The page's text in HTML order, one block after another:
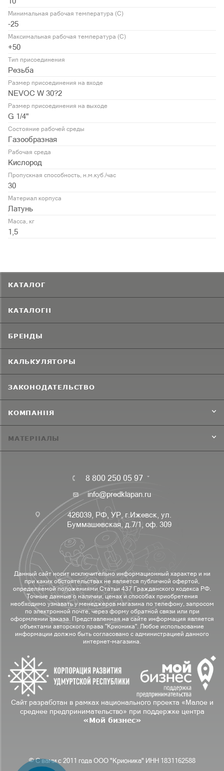
Минимальная рабочая температура (С)
-25
Максимальная рабочая температура (С)
+50
Тип присоединения
Резьба
Размер присоединения на входе
NEVOC W 30?2
Размер присоединения на выходе
G 1/4"
Состояние рабочей среды
Газообразная
Рабочая среда
Кислород
Пропускная способность, н.м.куб./час
30
Материал корпуса
Латунь
Масса, кг
1,5
КАТАЛОГ
КАТАЛОГИ
БРЕНДЫ
КАЛЬКУЛЯТОРЫ
ЗАКОНОДАТЕЛЬСТВО
КОМПАНИЯ
МАТЕРИАЛЫ
8 800 250 05 97
info@predklapan.ru
426039, РФ, УР, г.Ижевск, ул.
Буммашевская, д.7/1, оф. 309
Данный сайт носит исключительно информационный характер и ни
при каких обстоятельствах не является публичной офертой,
определяемой положениями Статьи 437 Гражданского кодекса РФ.
Точные данные о наличии, ценах и способах приобретения
необходимо узнавать у менеджеров магазина по телефону, запросом
по электронной почте, через форму обратной связи или при
оформлении заказа. Представленная на сайте информация является
объектами авторского права "Крионика". Любое использование
информации должно быть согласовано с администрацией данного
интернет-магазина.
Сайт разработан в рамках национального проекта «Малое и
среднее предпринимательство» при поддержке центра
«Мой бизнес»
© С вами с 2011 года ООО "Крионика" ИНН 1831162588